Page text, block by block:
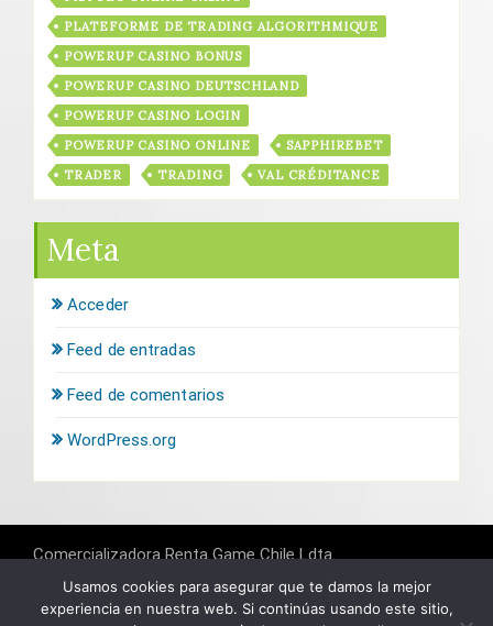
PLATEFORME DE TRADING ALGORITHMIQUE
POWERUP CASINO BONUS
POWERUP CASINO DEUTSCHLAND
POWERUP CASINO LOGIN
POWERUP CASINO ONLINE
SAPPHIREBET
TRADER
TRADING VAL CRÉDITANCE
Meta
Acceder
Feed de entradas
Feed de comentarios
WordPress.org
Comercializadora Renta Game Chile Ldta.
Banco del Estado de Chile
Cuenta: 6451071
Banco de Crédito de Inversiones
Usamos cookies para asegurar que te damos la mejor
experiencia en nuestra web. Si continúas usando este sitio,